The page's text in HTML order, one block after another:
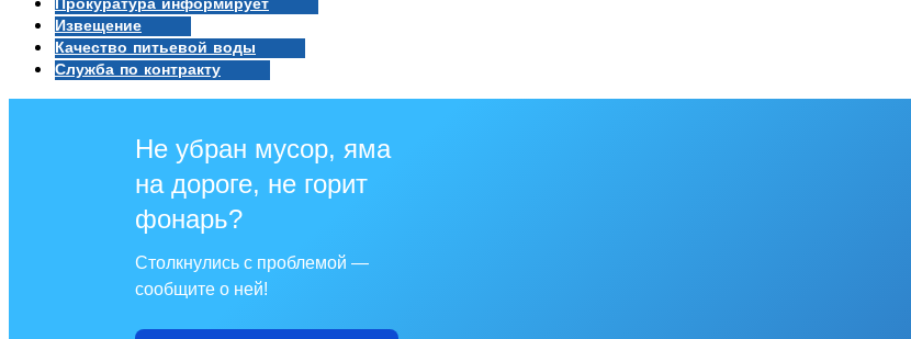
Прокуратура информирует
Извещение
Качество питьевой воды
Служба по контракту
Не убран мусор, яма
на дороге, не горит
фонарь?
Столкнулись с проблемой —
сообщите о ней!